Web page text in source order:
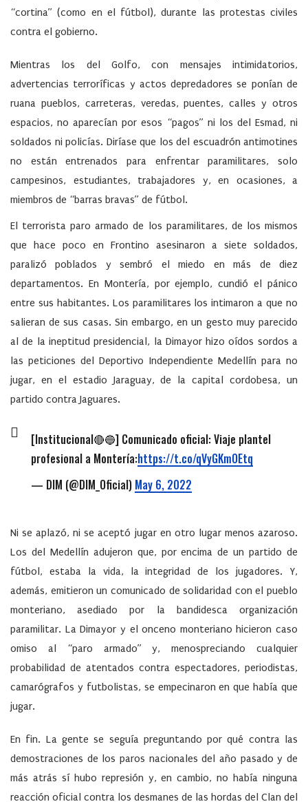
“cortina” (como en el fútbol), durante las protestas civiles
contra el gobierno.
Mientras los del Golfo, con mensajes intimidatorios,
advertencias terroríficas y actos depredadores se ponían de
ruana pueblos, carreteras, veredas, puentes, calles y otros
espacios, no aparecían por esos “pagos” ni los del Esmad, ni
soldados ni policías. Diríase que los del escuadrón antimotines
no están entrenados para enfrentar paramilitares, solo
campesinos, estudiantes, trabajadores y, en ocasiones, a
miembros de “barras bravas” de fútbol.
El terrorista paro armado de los paramilitares, de los mismos
que hace poco en Frontino asesinaron a siete soldados,
paralizó poblados y sembró el miedo en más de diez
departamentos. En Montería, por ejemplo, cundió el pánico
entre sus habitantes. Los paramilitares los intimaron a que no
salieran de sus casas. Sin embargo, en un gesto muy parecido
al de la ineptitud presidencial, la Dimayor hizo oídos sordos a
las peticiones del Deportivo Independiente Medellín para no
jugar, en el estadio Jaraguay, de la capital cordobesa, un
partido contra Jaguares.
[Institucional🔴🔵] Comunicado oficial: Viaje plantel
profesional a Montería:https://t.co/qVyGKmOEtq
— DIM (@DIM_Oficial) May 6, 2022
Ni se aplazó, ni se aceptó jugar en otro lugar menos azaroso.
Los del Medellín adujeron que, por encima de un partido de
fútbol, estaba la vida, la integridad de los jugadores. Y,
además, emitieron un comunicado de solidaridad con el pueblo
monteriano, asediado por la bandidesca organización
paramilitar. La Dimayor y el onceno monteriano hicieron caso
omiso al “paro armado” y, menospreciando cualquier
probabilidad de atentados contra espectadores, periodistas,
camarógrafos y futbolistas, se empecinaron en que había que
jugar.
En fin. La gente se seguía preguntando por qué contra las
demostraciones de los paros nacionales del año pasado y de
más atrás sí hubo represión y, en cambio, no había ninguna
reacción oficial contra los desmanes de las hordas del Clan del